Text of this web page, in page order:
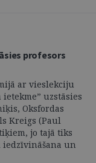
profesors
ar vieslekciju
uzstāsies
Oksfordas
Kreigs (Paul
jo tajā tiks
iedzīvināšana un